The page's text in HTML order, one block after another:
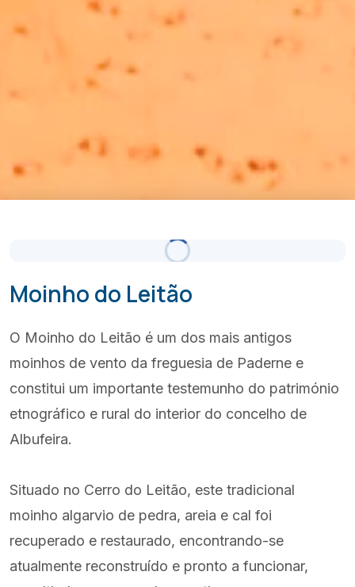
Moinho do Leitão
O Moinho do Leitão é um dos mais antigos
moinhos de vento da freguesia de Paderne e
constitui um importante testemunho do património
etnográfico e rural do interior do concelho de
Albufeira.
Situado no Cerro do Leitão, este tradicional
moinho algarvio de pedra, areia e cal foi
recuperado e restaurado, encontrando-se
atualmente reconstruído e pronto a funcionar,
Nuvens Dispersas
(+351) 289 580 533